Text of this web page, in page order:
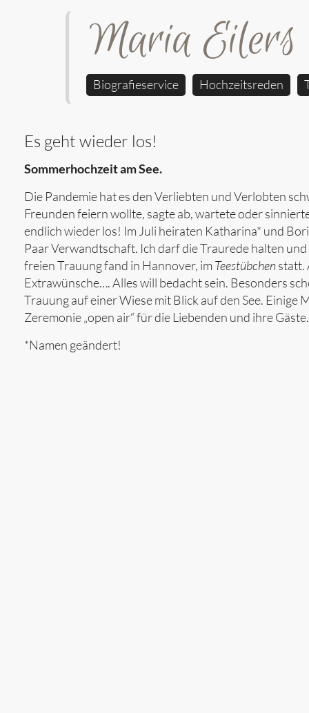
Biografieservice Hochzeitsreden
Es geht wieder los!
Sommerhochzeit am See.
Die Pandemie hat es den Verliebten und Verlobten
Freunden feiern wollte, sagte ab, wartete oder
endlich wieder los! Im Juli heiraten Katharina* und
Paar Verwandtschaft. Ich darf die Traurede halten
freien Trauung fand in Hannover, im Teestübchenstatt.
Extrawünsche…. Alles will bedacht sein. Besonders
Trauung auf einer Wiese mit Blick auf den See. Einige
Zeremonie „open air“ für die Liebenden und ihre
*Namen geändert!
Maria Eilers